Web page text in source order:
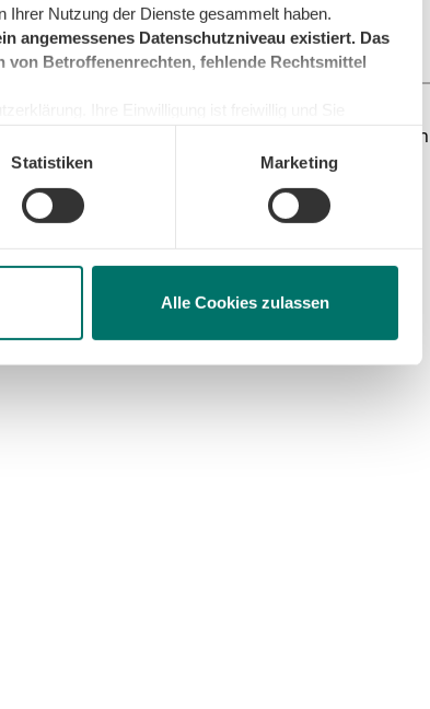
Ihrer Nutzung der Dienste gesammelt haben.
angemessenes Datenschutzniveau existiert. Das
Betroffenenrechten, fehlende Rechtsmittel
Statistiken Marketing
Alle Cookies zulassen